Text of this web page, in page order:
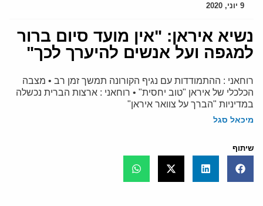
9 יוני, 2020
נשיא איראן: "אין מועד סיום ברור
למגפה ועל אנשים להיערך לכך"
רוחאני : ההתמודדות עם נגיף הקורונה תמשך זמן רב • מצבה
הכלכלי של איראן "טוב יחסית" • רוחאני : ארצות הברית נכשלה
במדיניות "הברך על צוואר איראן"
מיכאל סגל
שיתוף